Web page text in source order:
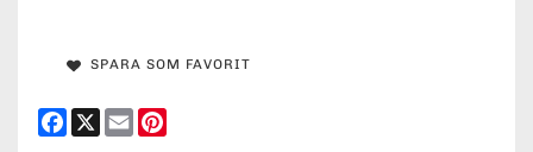
SPARA SOM FAVORIT
Facebook
X Email